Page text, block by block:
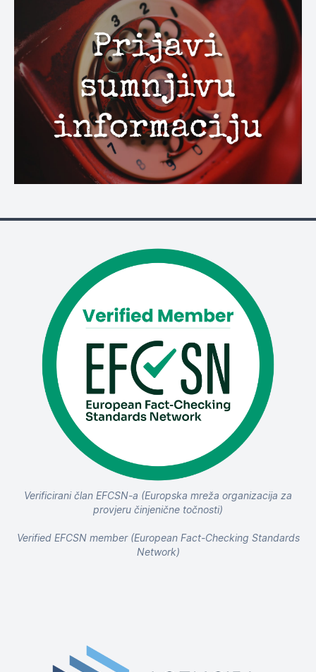
Verificirani član EFCSN-a (Europska mreža organizacija za
provjeru činjenične točnosti)
Verified EFCSN member (European Fact-Checking Standards
Network)